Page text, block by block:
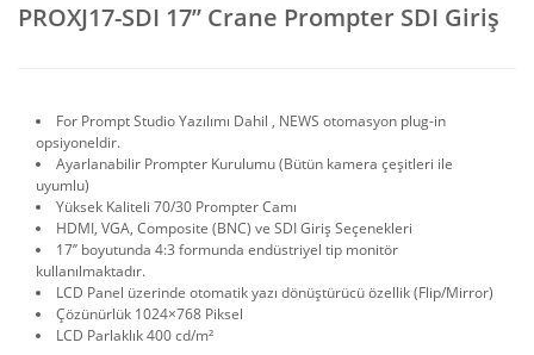
PROXJ17-SDI 17’’ Crane Prompter SDI Giriş
For Prompt Studio Yazılımı Dahil , NEWS otomasyon plug-in
opsiyoneldir.
Ayarlanabilir Prompter Kurulumu (Bütün kamera çeşitleri ile
uyumlu)
Yüksek Kaliteli 70/30 Prompter Camı
HDMI, VGA, Composite (BNC) ve SDI Giriş Seçenekleri
17’’ boyutunda 4:3 formunda endüstriyel tip monitör
kullanılmaktadır.
LCD Panel üzerinde otomatik yazı dönüştürücü özellik (Flip/Mirror)
Çözünürlük 1024×768 Piksel
LCD Parlaklık 400 cd/m²